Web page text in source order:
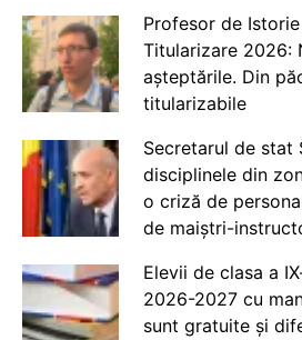
Profesor de
Titularizare 2026:
așteptările. Din
titularizabile
Secretarul de stat
disciplinele din
o criză de
de maiștri-
Elevii de clasa a
2026-2027 cu
sunt gratuite și